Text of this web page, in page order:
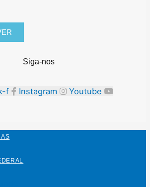
Siga-nos
f Instagram Youtube